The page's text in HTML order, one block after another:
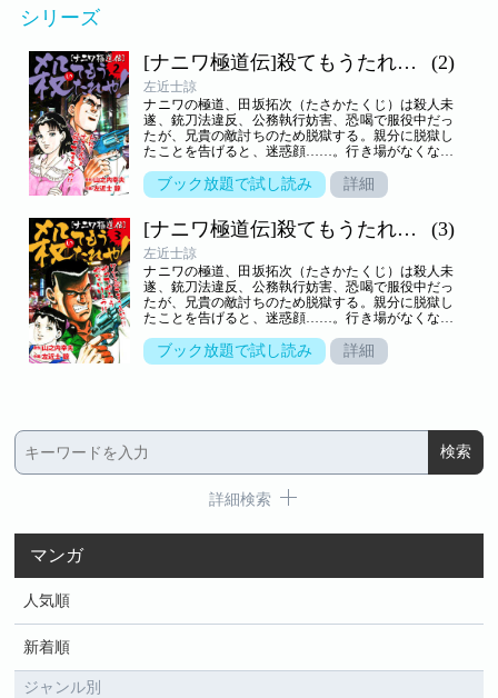
シリーズ
[ナニワ極道伝]殺てもうたれや！
(2)
左近士諒
ナニワの極道、田坂拓次（たさかたくじ）は殺人未
遂、銃刀法違反、公務執行妨害、恐喝で服役中だっ
たが、兄貴の敵討ちのため脱獄する。親分に脱獄し
たことを告げると、迷惑顔……。行き場がなくなり
生が目の前に現れて……。ナニワ極道、純情恋物
語！＜目 次＞◆第11話不動の襲撃◆第12話拝み倒し
話ショータイム◆第16話狙 撃 !◆第17話破 門 !◆第
18話兄貴の仇討ち◆第19話麻薬仲買人
ブック放題で試し読み 詳細
[ナニワ極道伝]殺てもうたれや！ (3)
左近士諒
ナニワの極道、田坂拓次（たさかたくじ）は殺人未
遂、銃刀法違反、公務執行妨害、恐喝で服役中だっ
たが、兄貴の敵討ちのため脱獄する。親分に脱獄し
たことを告げると、迷惑顔……。行き場がなくなり
生が目の前に現れて……。ナニワ極道、純情恋物
語！＜目 次＞◆第20話ガサ入れ!◆第21話取り立て!
ブック放題で試し読み 詳細
詳細検索
マンガ
人気順
新着順
ジャンル別